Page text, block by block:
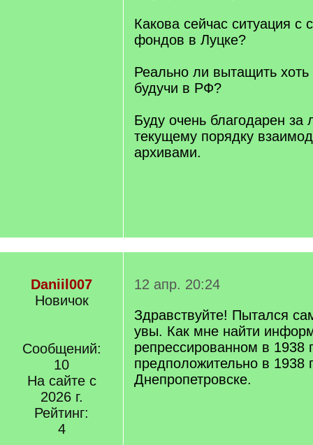
Какова сейчас ситуация с
фондов в Луцке?
Реально ли вытащить
будучи в РФ?
Буду очень благодарен за
текущему порядку
архивами.
Daniil007
Новичок
Сообщений:
10
На сайте с
2026 г.
Рейтинг:
4
12 апр. 20:24
Здравствуйте! Пытался
увы. Как мне найти
репрессированном в 1938
предположительно в 1938
Днепропетровске.